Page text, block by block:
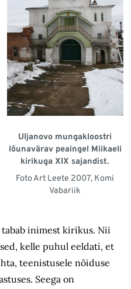
Uljanovo mungakloostri
lõunavärav peaingel Miikaeli
kirikuga XIX sajandist.
Foto Art Leete 2007, Komi
Vabariik
tabab inimest kirikus. Nii
kelle puhul eeldati, et
teenistusele nõiduse
Seega on